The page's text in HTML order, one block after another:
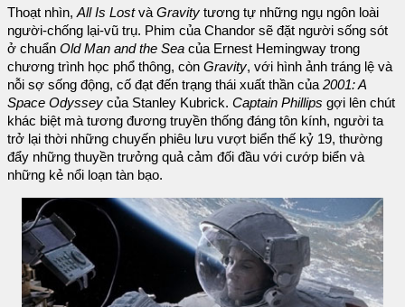
Thoạt nhìn,All Is LostvàGravity tương tự những ngụ ngôn loài
người-chống lại-vũ trụ. Phim của Chandor sẽ đặt người sống sót
ở chuẩn Old Man and the Sea của Ernest Hemingway trong
chương trình học phổ thông, còn Gravity, với hình ảnh tráng lệ và
nỗi sợ sống động, cố đạt đến trạng thái xuất thần của2001: A
Space Odyssey của Stanley Kubrick. Captain Phillips gợi lên chút
khác biệt mà tương đương truyền thống đáng tôn kính, người ta
trở lại thời những chuyến phiêu lưu vượt biển thế kỷ 19, thường
đẩy những thuyền trưởng quả cảm đối đầu với cướp biển và
những kẻ nổi loạn tàn bạo.